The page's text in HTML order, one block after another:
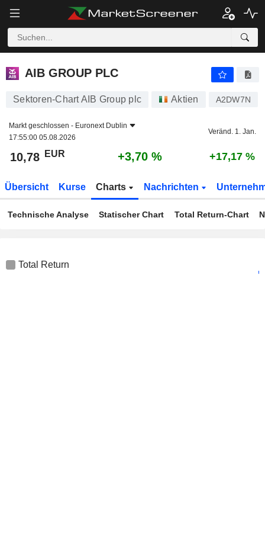
AIB GROUP PLC
AIB GROUP PLC
Sektoren-Chart AIB Group plc Aktien A2DW7N
Markt geschlossen - Euronext Dublin
17:55:00 05.08.2026
Veränd. 1. Jan.
10,78 EUR +3,70 % +17,17 %
Übersicht Kurse Charts Nachrichten
Technische Analyse Statischer Chart Total Return-Chart
Total Return